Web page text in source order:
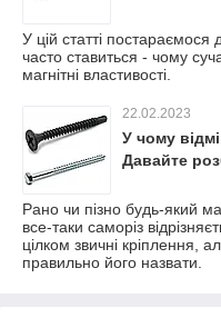
У цій статті
часто ставиться - чому
магнітні властивості.
22.02.2023
У чому
Давайте
Рано чи пізно будь-який
все-таки саморіз
цілком звичні кріплення,
правильно його назвати.